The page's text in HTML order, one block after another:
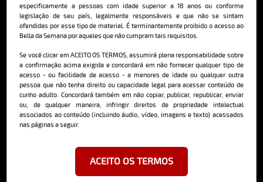
especificamente a pessoas com idade superior a 18 anos ou conforme
legislação de seu país, legalmente responsáveis e que não se sintam
ofendidas por esse tipo de material. É terminantemente proibido o acesso ao
Bella da Semana por aqueles que não cumpram tais requisitos.
Se você clicar em ACEITO OS TERMOS, assumirá plena responsabilidade sobre
a confirmação acima exigida e concordará em não fornecer qualquer tipo de
acesso - ou facilidade de acesso - a menores de idade ou qualquer outra
pessoa que não tenha direito ou capacidade legal para acessar conteúdo de
cunho adulto. Concordará também em não copiar, publicar, republicar, enviar
ou, de qualquer maneira, infringir direitos de propriedade intelectual
associados ao conteúdo (incluindo áudio, vídeo, imagens e texto) acessados
nas páginas a seguir.
ACEITO OS TERMOS
Ao se cadastrar, você concorda em receber emails da Bella da Semana
e aceita nossos termos de uso da web e política de privacidade e
cookies.